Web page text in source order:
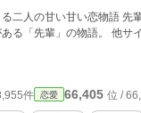
恋物語 先輩が大好きすぎる「俺」と
少しツンデレ
件 恋愛 66,405 位 /